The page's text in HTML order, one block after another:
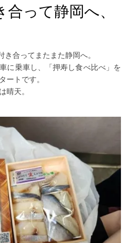
って静岡へ、
き合ってまたまた静岡へ。
に乗車し、「押寿し食べ比べ」を
ートです。
晴天。